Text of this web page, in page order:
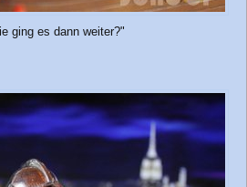
ging es dann weiter?"